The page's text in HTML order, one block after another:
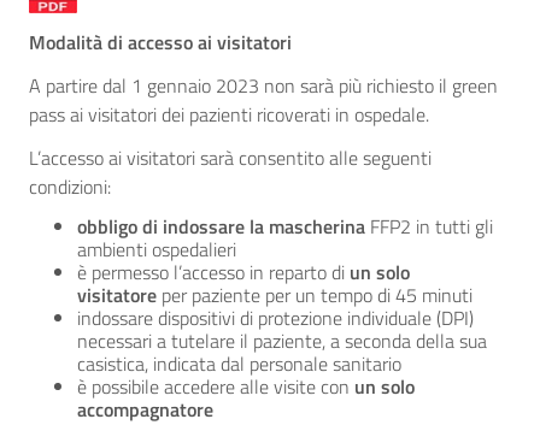
Modalità di accesso ai visitatori
A partire dal 1 gennaio 2023 non sarà più richiesto il green
pass ai visitatori dei pazienti ricoverati in ospedale.
L’accesso ai visitatori sarà consentito alle seguenti
condizioni:
obbligodi indossare la mascherina FFP2 in tutti gli
ambienti ospedalieri
è permesso l’accesso in reparto di un solo
visitatore per paziente per un tempo di 45 minuti
indossare dispositivi di protezione individuale (DPI)
necessari a tutelare il paziente, a seconda della sua
casistica, indicata dal personale sanitario
è possibile accedere alle visite con un solo
accompagnatore